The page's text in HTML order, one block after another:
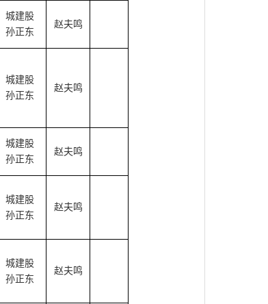
城建股
孙正东
赵夫鸣
城建股
孙正东
赵夫鸣
城建股
孙正东
赵夫鸣
城建股
孙正东
赵夫鸣
城建股
孙正东
赵夫鸣